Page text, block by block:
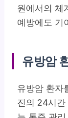
원에서의 체
예방에도 기
유방암
유방암 환자
진의 24시간